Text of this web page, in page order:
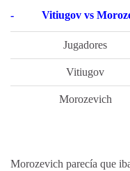
- Vitiugov vs
Jugadores
Vitiugov
Morozevich
Morozevich parecía que